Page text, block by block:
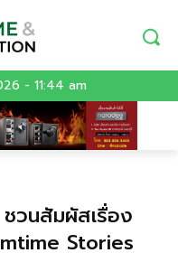
- 11:44 am
วนสัมผัสเรื่อง
Stories